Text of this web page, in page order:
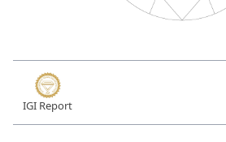
結婚戒指
珠寶鑽飾
IGI Report